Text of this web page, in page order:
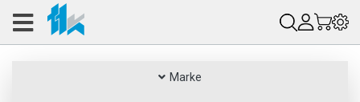
Marke